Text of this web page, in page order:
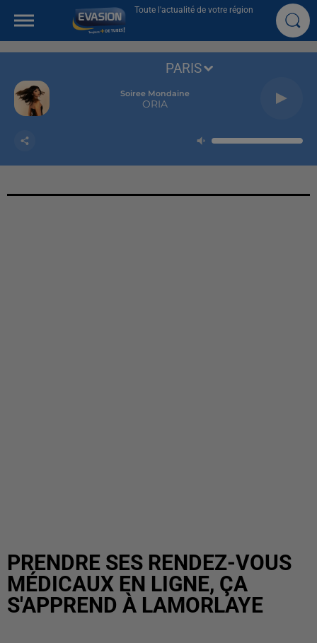
Toute l'actualité de votre région
Soiree Mondaine
ORIA
PARIS
PRENDRE SES RENDEZ-VOUS
MÉDICAUX EN LIGNE, ÇA
S'APPREND À LAMORLAYE